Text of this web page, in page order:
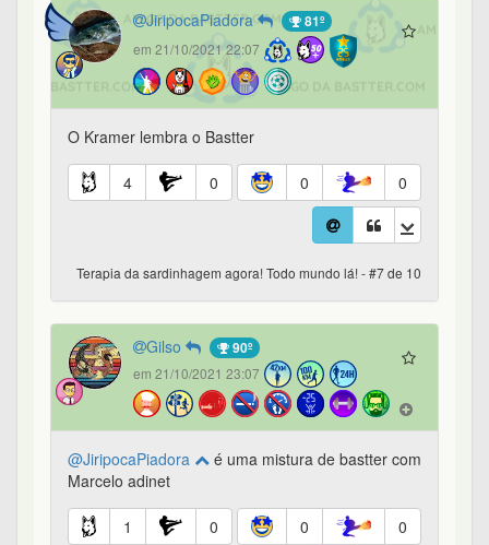
JiripocaPiadora 81º
em 21/10/2021 22:07
O Kramer lembra o Bastter
4 0 0 0
Terapia da sardinhagem agora! Todo mundo lá! - #7 de 10
Gilso 90º
em 21/10/2021 23:07
@JiripocaPiadora
é uma mistura de bastter com
Marcelo adinet
1 0 0 0